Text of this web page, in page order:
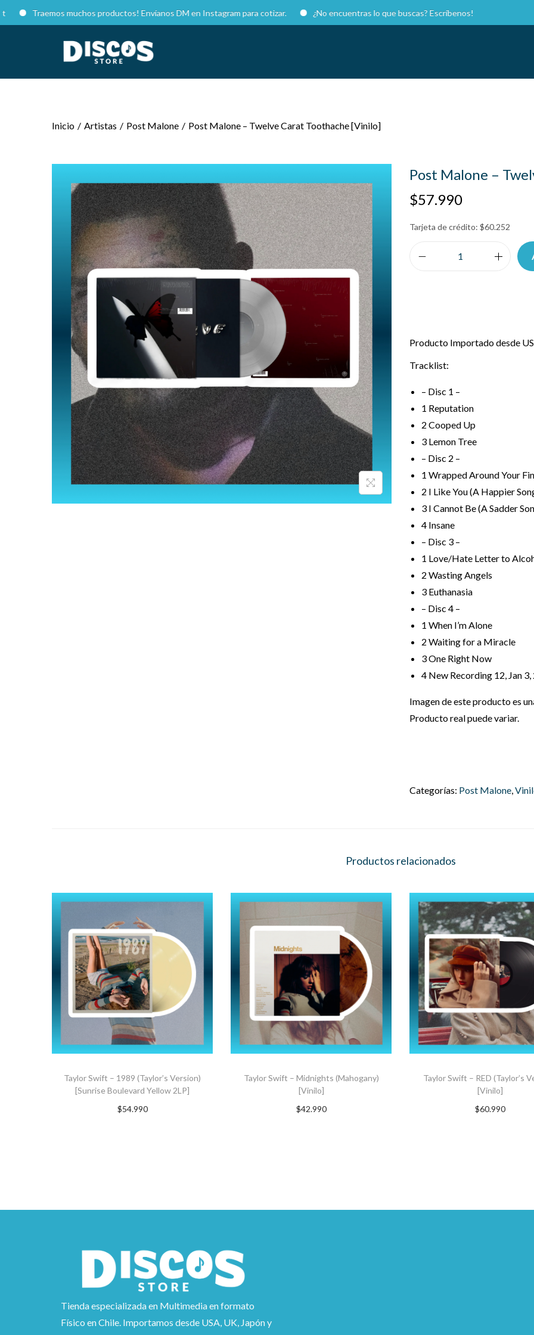
Traemos muchos productos! Envíanos DM en Instagram para cotizar. ¿No encuentras lo que buscas? Escríbenos!
Inicio / Artistas / Post Malone / Post Malone – Twelve Carat Toothache [Vinilo]
Post Malone –
$57.990
Tarjeta de crédito: $60.252
Producto Importado desde
Tracklist:
– Disc 1 –
1 Reputation
2 Cooped Up
3 Lemon Tree
– Disc 2 –
1 Wrapped Around Your
2 I Like You (A Happier
3 I Cannot Be (A Sadder
4 Insane
– Disc 3 –
1 Love/Hate Letter to
2 Wasting Angels
3 Euthanasia
– Disc 4 –
1 When I’m Alone
2 Waiting for a Miracle
3One Right Now
4 New Recording 12, Jan
Imagen de este producto es
Producto real puede variar.
Categorías: Post Malone,
Productos relacionados
Taylor Swift – 1989 (Taylor’s Version)
[Sunrise Boulevard Yellow 2LP]
$54.990
Taylor Swift – Midnights (Mahogany)
[Vinilo]
$42.990
Taylor Swift – RED (Taylor’s
[Vinilo]
$60.990
Tienda especializada en Multimedia en formato
Físico en Chile. Importamos desde USA, UK, Japón y